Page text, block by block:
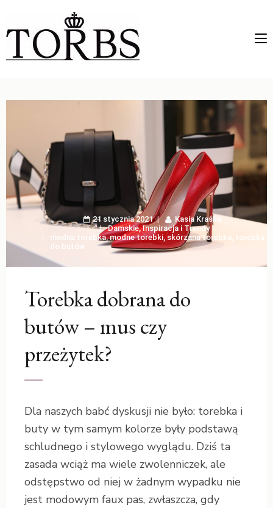
21 stycznia 2021
Kasia Kraśko
Damskie,Inspiracja i Trendy
modna torebka,modne torebki, skórzana torebka, torebka
do butów
Torebka dobrana do
butów – mus czy
przeżytek?
Dla naszych babć dyskusji nie było: torebka i
buty w tym samym kolorze były podstawą
schludnego i stylowego wyglądu. Dziś ta
zasada wciąż ma wiele zwolenniczek, ale
odstępstwo od niej w żadnym wypadku nie
jest modowym faux pas, zwłaszcza, gdy